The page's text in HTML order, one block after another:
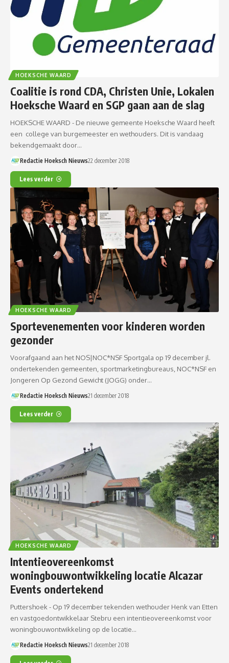
HOEKSCHE WAARD
Coalitie is rond CDA, Christen Unie, Lokalen
Hoeksche Waard en SGP gaan aan de slag
HOEKSCHE WAARD - De nieuwe gemeente Hoeksche Waard heeft
een college van burgemeester en wethouders. Dit is vandaag
bekendgemaakt door…
Redactie Hoeksch Nieuws22 december 2018
Lees verder
HOEKSCHE WAARD
Sportevenementen voor kinderen worden
gezonder
Voorafgaand aan het NOS|NOC*NSF Sportgala op 19 december jl.
ondertekenden gemeenten, sportmarketingbureaus, NOC*NSF en
Jongeren Op Gezond Gewicht (JOGG) onder…
Redactie Hoeksch Nieuws21 december 2018
Lees verder
HOEKSCHE WAARD
Intentieovereenkomst
woningbouwontwikkeling locatie Alcazar
Events ondertekend
Puttershoek - Op 19 december tekenden wethouder Henk van Etten
en vastgoedontwikkelaar Stebru een intentieovereenkomst voor
woningbouwontwikkeling op de locatie…
Redactie Hoeksch Nieuws21 december 2018